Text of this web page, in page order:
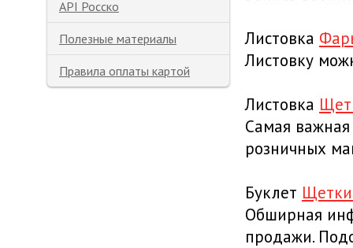
API Росско
Полезные материалы
Правила оплаты картой
Листовка
Листовку
Листовка
Самая
розничных
Буклет Щетки
Обширная
продажи.